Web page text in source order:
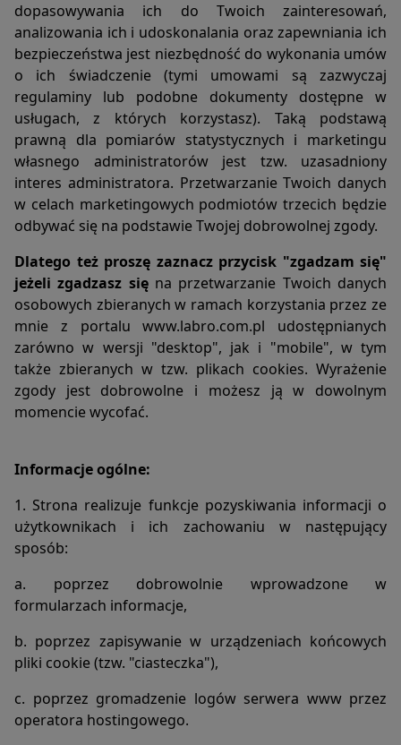
dopasowywania ich do Twoich zainteresowań,
analizowania ich i udoskonalania oraz zapewniania ich
bezpieczeństwa jest niezbędność do wykonania umów
o ich świadczenie (tymi umowami są zazwyczaj
regulaminy lub podobne dokumenty dostępne w
usługach, z których korzystasz). Taką podstawą
prawną dla pomiarów statystycznych i marketingu
własnego administratorów jest tzw. uzasadniony
interes administratora. Przetwarzanie Twoich danych
w celach marketingowych podmiotów trzecich będzie
odbywać się na podstawie Twojej dobrowolnej zgody.
Dlatego też proszę zaznacz przycisk "zgadzam się"
jeżeli zgadzasz sięna przetwarzanie Twoich danych
osobowych zbieranych w ramach korzystania przez ze
mnie z portalu www.labro.com.pl udostępnianych
zarówno w wersji "desktop", jak i "mobile", w tym
także zbieranych w tzw. plikach cookies. Wyrażenie
zgody jest dobrowolne i możesz ją w dowolnym
momencie wycofać.
Informacje ogólne:
1. Strona realizuje funkcje pozyskiwania informacji o
użytkownikach i ich zachowaniu w następujący
sposób:
a. poprzez dobrowolnie wprowadzone w
formularzach informacje,
b. poprzez zapisywanie w urządzeniach końcowych
pliki cookie (tzw. "ciasteczka"),
c. poprzez gromadzenie logów serwera www przez
operatora hostingowego.
przechowywane są w urządzeniu końcowym Użytkownika
Portalu i przeznaczone są do korzystania ze stron
internetowych Portalu. Cookies zazwyczaj zawierają nazwę
strony internetowej, z której pochodzą, czas
przechowywania ich na urządzeniu końcowym oraz
unikalny numer.
3. Podmiotem zamieszczającym na urządzeniu końcowym
Użytkownika Portalu pliki cookies oraz uzyskującym do nich
dostęp jest operator Portalu.
4. Pliki cookies wykorzystywane są w następujących celach:
a. tworzenia statystyk, które pomagają zrozumieć, w jaki
sposób Użytkownicy Portalu korzystają ze stron
internetowych, co umożliwia ulepszanie ich struktury i
zawartości;
b. utrzymanie sesji Użytkownika Portalu (po zalogowaniu),
dzięki której Użytkownik nie musi na każdej podstronie
Portalu ponownie wpisywać loginu i hasła;
c. określania profilu użytkownika w celu wyświetlania mu
dopasowanych materiałów w sieciach reklamowych, w
szczególności sieci Google.
5. W ramach Portalu stosowane są dwa zasadnicze rodzaje
plików cookies: „sesyjne” (session cookies) oraz „stałe”
(persistent cookies). Cookies „sesyjne” są plikami
końcowym Użytkownika do czasu wylogowania,
opuszczenia strony internetowej lub wyłączenia
oprogramowania (przeglądarki internetowej). „Stałe” pliki
cookies przechowywane są w urządzeniu końcowym
Użytkownika przez czas określony w parametrach plików
cookies lub do czasu ich usunięcia przez Użytkownika.
(przeglądarka internetowa) zazwyczaj domyślnie
dopuszcza przechowywanie plików cookies w urządzeniu
dokonać zmiany ustawień w tym zakresie. Przeglądarka
internetowa umożliwia usunięcie plików cookies. Możliwe
Szczegółowe informacje na ten temat zawiera pomoc lub
dokumentacja przeglądarki internetowej.